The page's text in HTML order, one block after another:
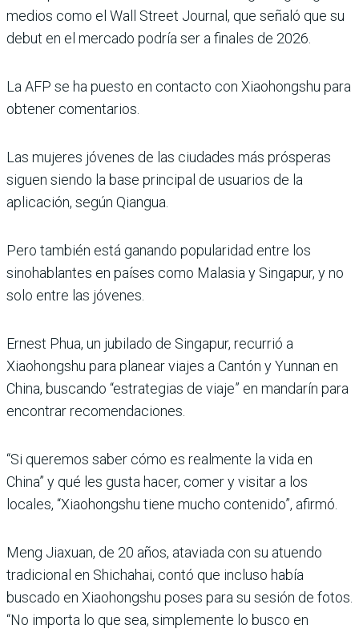
medios como el Wall Street Journal, que señaló que su
debut en el mercado podría ser a finales de 2026.
La AFP se ha puesto en contacto con Xiaohongshu para
obtener comentarios.
Las mujeres jóvenes de las ciudades más prósperas
siguen siendo la base principal de usuarios de la
aplicación, según Qiangua.
Pero también está ganando popularidad entre los
sinohablantes en países como Malasia y Singapur, y no
solo entre las jóvenes.
Ernest Phua, un jubilado de Singapur, recurrió a
Xiaohongshu para planear viajes a Cantón y Yunnan en
China, buscando “estrategias de viaje” en mandarín para
encontrar recomendaciones.
“Si queremos saber cómo es realmente la vida en
China” y qué les gusta hacer, comer y visitar a los
locales, “Xiaohongshu tiene mucho contenido”, afirmó.
Meng Jiaxuan, de 20 años, ataviada con su atuendo
tradicional en Shichahai, contó que incluso había
buscado en Xiaohongshu poses para su sesión de fotos.
“No importa lo que sea, simplemente lo busco en